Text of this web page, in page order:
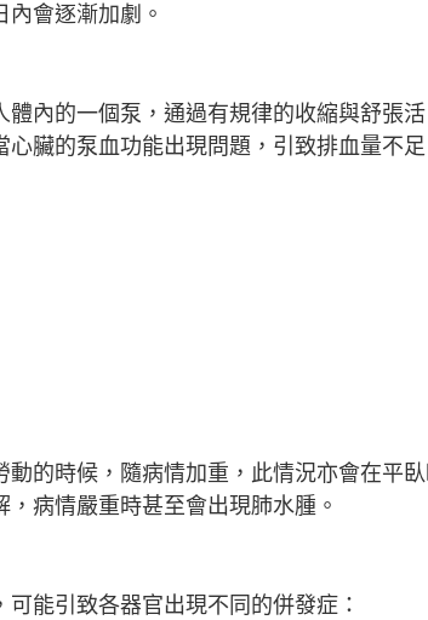
內會逐漸加劇。
體內的一個泵，通過有規律的收縮與舒張活
臟的泵血功能出現問題，引致排血量不足
的時候，隨病情加重，此情況亦會在平
病情嚴重時甚至會出現肺水腫。
能引致各器官出現不同的併發症：